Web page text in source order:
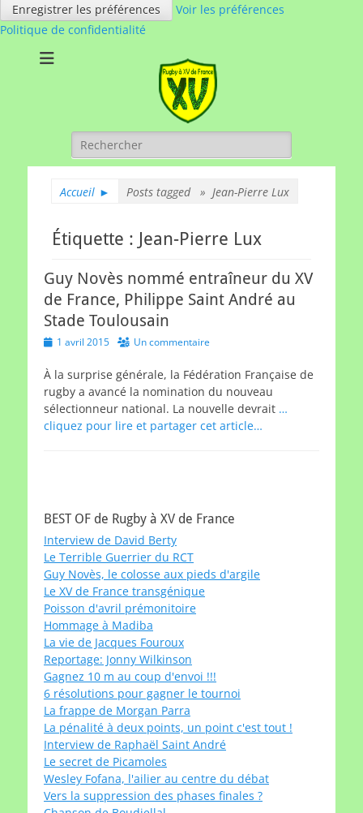
Enregistrer les préférences
Voir les préférences
Politique de confidentialité
Rugby à XV de
Rechercher :
Accueil ► Posts tagged » Jean-Pierre Lux
Étiquette : Jean-Pierre Lux
Guy Novès nommé entraîneur du XV
de France, Philippe Saint André au
Stade Toulousain
Posted1 avril 2015 Un commentaire
À la surprise générale, la Fédération Française de
rugby a avancé la nomination du nouveau
sélectionneur national. La nouvelle devrait …
cliquez pour lire et partager cet article…
BEST OF de Rugby à XV de France
Interview de David Berty
Le Terrible Guerrier du RCT
Guy Novès, le colosse aux pieds d'argile
Le XV de France transgénique
Poisson d'avril prémonitoire
Hommage à Madiba
La vie de Jacques Fouroux
Reportage: Jonny Wilkinson
Gagnez 10 m au coup d'envoi !!!
6 résolutions pour gagner le tournoi
La frappe de Morgan Parra
La pénalité à deux points, un point c'est tout !
Interview de Raphaël Saint André
Le secret de Picamoles
Wesley Fofana, l'ailier au centre du débat
Vers la suppression des phases finales ?